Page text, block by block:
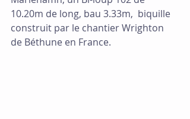
10.20m de long, bau 3.33m,  biquille
construit par le chantier Wrighton
de Béthune en France.